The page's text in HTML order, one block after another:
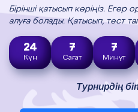
Бірінші қатысып көріңіз.
алуға болады. Қатысып, тест
24
Күн
7
Сағат
7
Минут
Турнирдің